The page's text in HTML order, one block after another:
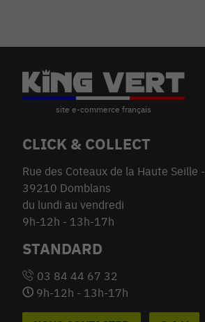
CLICK & COLLECT
Rue des Coteaux de la Haute Seille -
39210 Domblans
du lundi au vendredi
9h-12h - 13h-17h
STANDARD
03 84 44 67 32
9h-12h - 13h-17h